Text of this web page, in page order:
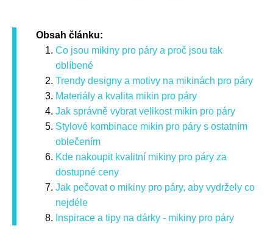
Obsah článku:
Co jsou mikiny pro páry a proč jsou tak
oblíbené
Trendy designy a motivy na mikinách pro páry
Materiály a kvalita mikin pro páry
Jak správně vybrat velikost mikin pro páry
Stylové kombinace mikin pro páry s ostatním
oblečením
Kde nakoupit kvalitní mikiny pro páry za
dostupné ceny
Jak pečovat o mikiny pro páry, aby vydržely co
nejdéle
Inspirace a tipy na dárky - mikiny pro páry